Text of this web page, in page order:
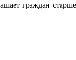
граждан